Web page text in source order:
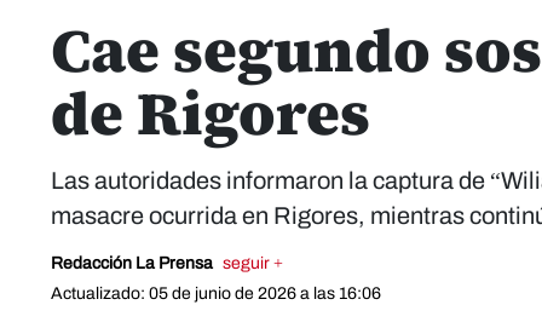
Cae segundo
de Rigores
Las autoridades informaron la captura de
masacre ocurrida en Rigores, mientras
Redacción La Prensa seguir +
Actualizado: 05 de junio de 2026 a las 16:06